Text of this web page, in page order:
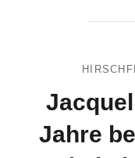
Jahre